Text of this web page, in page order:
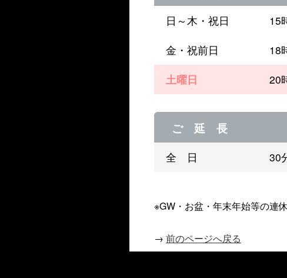
日～木・祝日
15
金・祝前日
18
土曜日
20
ご 延 長
全 日 30
※GW・お盆・年末年始等の連
→ 前のページへ戻る